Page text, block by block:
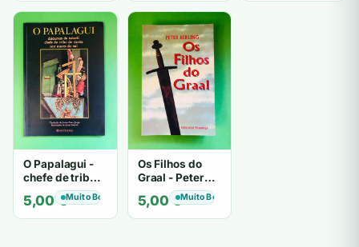
O Papalagui -
chefe de tribo
de tiavéa
5,00€Muito Bom
Os Filhos do
Graal - Peter
Berling
5,00€Muito Bom